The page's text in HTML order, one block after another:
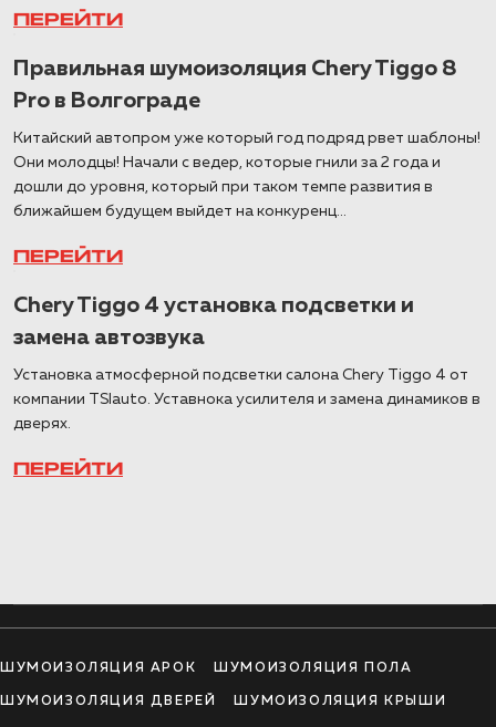
ПЕРЕЙТИ
Правильная шумоизоляция Chery Tiggo 8
Pro в Волгограде
Китайский автопром уже который год подряд рвет шаблоны!
Они молодцы! Начали с ведер, которые гнили за 2 года и
дошли до уровня, который при таком темпе развития в
ближайшем будущем выйдет на конкуренц...
ПЕРЕЙТИ
Chery Tiggo 4 установка подсветки и
замена автозвука
Установка атмосферной подсветки салона Chery Tiggo 4 от
компании TSIauto. Уставнока усилителя и замена динамиков в
дверях.
ПЕРЕЙТИ
ШУМОИЗОЛЯЦИЯ АРОК ШУМОИЗОЛЯЦИЯ ПОЛА
ШУМОИЗОЛЯЦИЯ ДВЕРЕЙ ШУМОИЗОЛЯЦИЯ КРЫШИ